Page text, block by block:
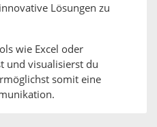
Lösungen zu
wie Excel oder
und visualisierst du
somit eine